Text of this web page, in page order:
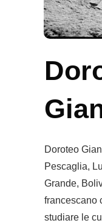
Doroteo
Pescaglia,
Grande,
francescano
studiare le